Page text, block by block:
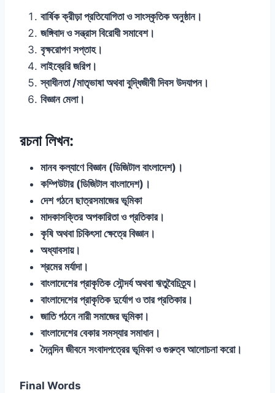
বার্ষিক ক্রীড়া প্রতিযোগিতা ও সাংস্কৃতিক অনুষ্ঠান।
জঙ্গিবাদ ও সন্ত্রাস বিরোধী সমাবেশ।
বৃক্ষরোপণ সপ্তাহ।
লাইব্রেরি জরিপ।
স্বাধীনতা /মাতৃভাষা অথবা বুদ্ধিজীবী দিবস উদযাপন।
বিজ্ঞান মেলা।
রচনা লিখন:
মানব কল্যাণে বিজ্ঞান (ডিজিটাল বাংলাদেশ)।
কম্পিউটার (ডিজিটাল বাংলাদেশ)।
দেশ গঠনে ছাত্রসমাজের ভূমিকা
মাদকাসক্তির অপকারিতা ও প্রতিকার।
কৃষি অথবা চিকিৎসা ক্ষেত্রে বিজ্ঞান।
অধ্যাবসায়।
শ্রমের মর্যাদা।
বাংলাদেশের প্রাকৃতিক সৌন্দর্য অথবা ঋতুবৈচিত্র্য।
বাংলাদেশের প্রাকৃতিক দুর্যোগ ও তার প্রতিকার।
জাতি গঠনে নারী সমাজের ভূমিকা।
বাংলাদেশের বেকার সমস্যার সমাধান।
দৈনন্দিন জীবনে সংবাদপত্রের ভূমিকা ও গুরুত্ব আলোচনা করো।
Final Words